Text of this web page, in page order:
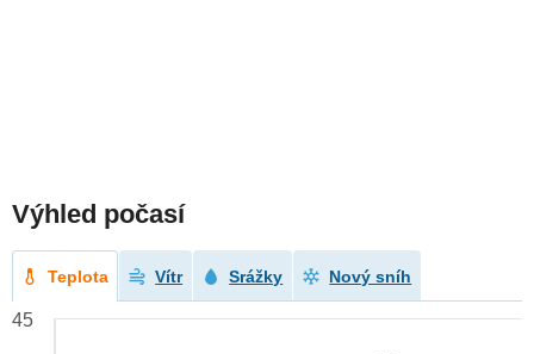
Výhled počasí
Teplota Vítr Srážky Nový sníh
45